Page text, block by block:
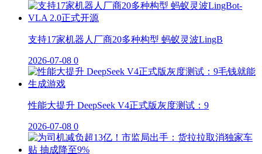
支持17家机器人厂商20多种构型 蚂蚁灵波LingB
2026-07-08 0
性能大提升 DeepSeek V4正式版灰度测试：9
2026-07-08 0